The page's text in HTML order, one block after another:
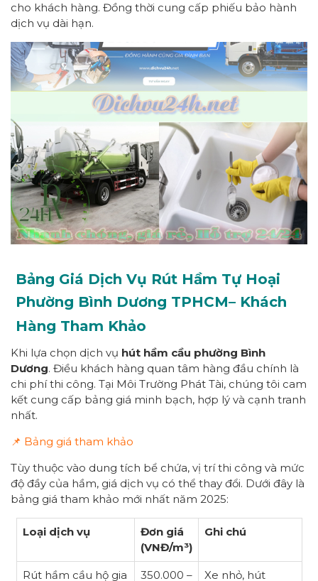
cho khách hàng. Đồng thời cung cấp phiếu bảo hành
dịch vụ dài hạn.
Bảng Giá Dịch Vụ Rút Hầm Tự Hoại
Phường Bình Dương TPHCM– Khách
Hàng Tham Khảo
Khi lựa chọn dịch vụ hút hầm cầu phường Bình
Dương. Điều khách hàng quan tâm hàng đầu chính là
chi phí thi công. Tại Môi Trường Phát Tài, chúng tôi cam
kết cung cấp bảng giá minh bạch, hợp lý và cạnh tranh
nhất.
📌 Bảng giá tham khảo
Tùy thuộc vào dung tích bể chứa, vị trí thi công và mức
độ đầy của hầm, giá dịch vụ có thể thay đổi. Dưới đây là
bảng giá tham khảo mới nhất năm 2025:
Loại dịch vụ
Đơn giá
(VNĐ/m³)
Ghi chú
Rút hầm cầu hộ gia
350.000 –
Xe nhỏ, hút